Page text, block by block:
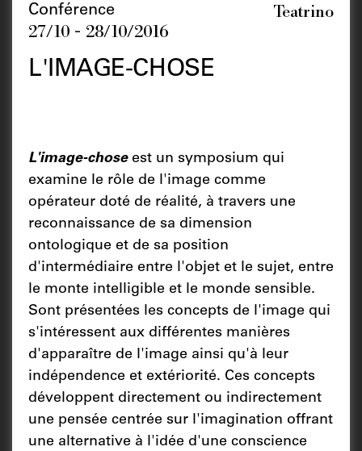
Conférence
27/10 - 28/10/2016
Teatrino
L'IMAGE-CHOSE
L'image-choseest un symposium qui
examine le rôle de l'image comme
opérateur doté de réalité, à travers une
reconnaissance de sa dimension
ontologique et de sa position
d'intermédiaire entre l'objet et le sujet, entre
le monte intelligible et le monde sensible.
Sont présentées les concepts de l'image qui
s'intéressent aux différentes manières
d'apparaître de l'image ainsi qu'à leur
indépendence et extériorité. Ces concepts
développent directement ou indirectement
une pensée centrée sur l'imagination offrant
une alternative à l'idée d'une conscience